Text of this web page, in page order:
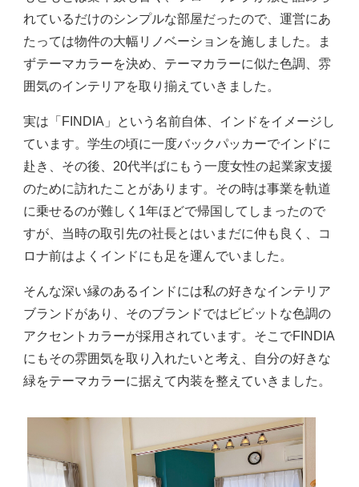
れているだけのシンプルな部屋だったので、運営にあ
たっては物件の大幅リノベーションを施しました。ま
ずテーマカラーを決め、テーマカラーに似た色調、雰
囲気のインテリアを取り揃えていきました。
実は「FINDIA」という名前自体、インドをイメージし
ています。学生の頃に一度バックパッカーでインドに
赴き、その後、20代半ばにもう一度女性の起業家支援
のために訪れたことがあります。その時は事業を軌道
に乗せるのが難しく1年ほどで帰国してしまったので
すが、当時の取引先の社長とはいまだに仲も良く、コ
ロナ前はよくインドにも足を運んでいました。
そんな深い縁のあるインドには私の好きなインテリア
ブランドがあり、そのブランドではビビットな色調の
アクセントカラーが採用されています。そこでFINDIA
にもその雰囲気を取り入れたいと考え、自分の好きな
緑をテーマカラーに据えて内装を整えていきました。